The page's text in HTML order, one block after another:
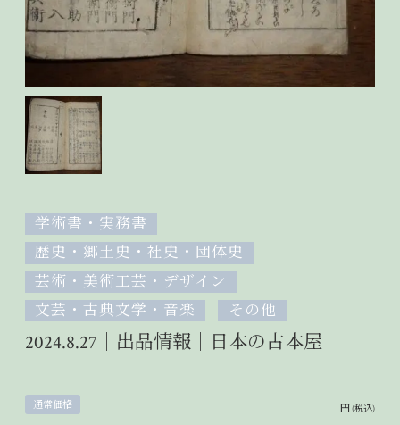
学術書・実務書
歴史・郷土史・社史・団体史
芸術・美術工芸・デザイン
文芸・古典文学・音楽
その他
2024.8.27｜出品情報｜日本の古本屋
通常価格 円(税込)